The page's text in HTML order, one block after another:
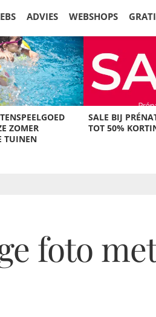
ADVIES WEBSHOPS
ZOMER
TUINEN
SALE BIJ
TOT 50%
foto met